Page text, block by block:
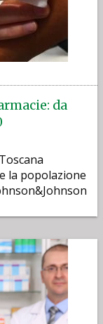
da
la popolazione